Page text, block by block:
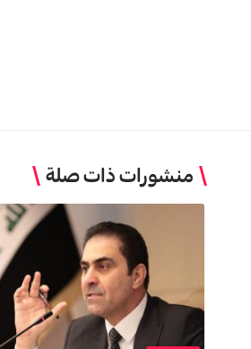
منشورات ذات صلة